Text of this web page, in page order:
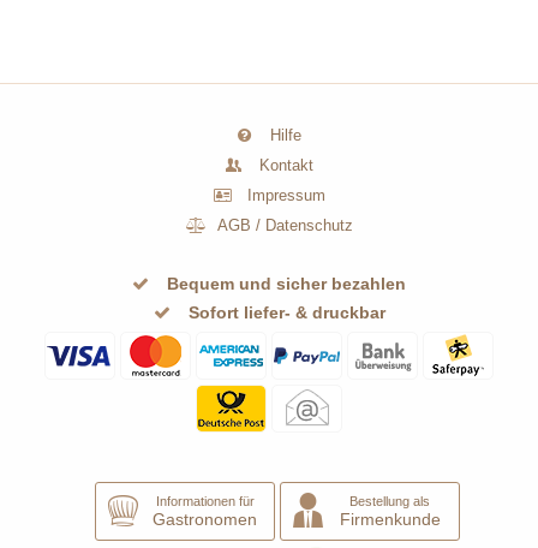
Hilfe
Kontakt
Impressum
AGB / Datenschutz
Bequem und sicher bezahlen
Sofort liefer- & druckbar
Informationen für
Gastronomen
Bestellung als
Firmenkunde